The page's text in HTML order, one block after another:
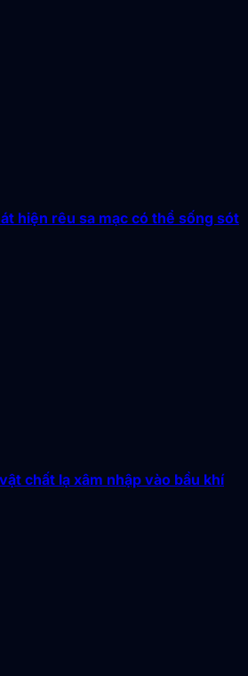
hiện rêu sa mạc có thể sống sót
chất lạ xâm nhập vào bầu khí